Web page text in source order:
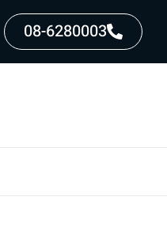
08-6280003